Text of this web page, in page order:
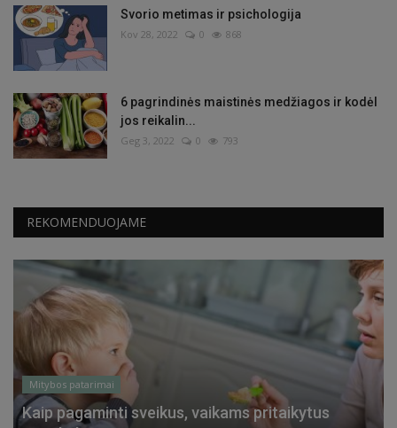
Svorio metimas ir psichologija
Kov 28, 2022 0 868
6 pagrindinės maistinės medžiagos ir kodėl
jos reikalin...
Geg 3, 2022 0 793
REKOMENDUOJAME
Mitybos patarimai
Kaip pagaminti sveikus, vaikams pritaikytus